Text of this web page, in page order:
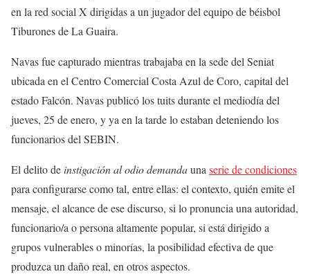
en la red social X dirigidas a un jugador del equipo de béisbol
Tiburones de La Guaira.
Navas fue capturado mientras trabajaba en la sede del Seniat
ubicada en el Centro Comercial Costa Azul de Coro, capital del
estado Falcón. Navas publicó los tuits durante el mediodía del
jueves, 25 de enero, y ya en la tarde lo estaban deteniendo los
funcionarios del SEBIN.
El delito de instigación al odio demandauna serie de condiciones
para configurarse como tal, entre ellas: el contexto, quién emite el
mensaje, el alcance de ese discurso, si lo pronuncia una autoridad,
funcionario/a o persona altamente popular, si está dirigido a
grupos vulnerables o minorías, la posibilidad efectiva de que
produzca un daño real, en otros aspectos.